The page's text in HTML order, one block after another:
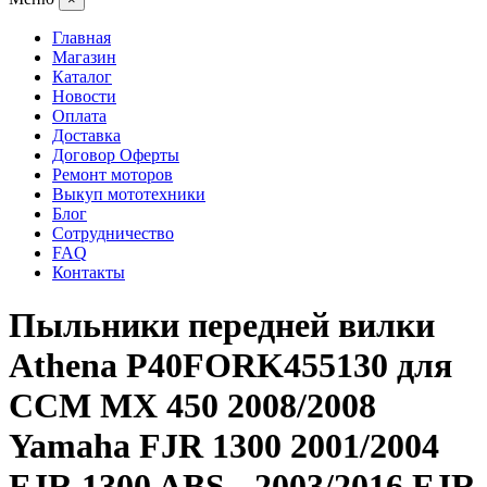
Главная
Магазин
Каталог
Новости
Оплата
Доставка
Договор Оферты
Ремонт моторов
Выкуп мототехники
Блог
Сотрудничество
FAQ
Контакты
Пыльники передней вилки
Athena P40FORK455130 для
CCM MX 450 2008/2008
Yamaha FJR 1300 2001/2004